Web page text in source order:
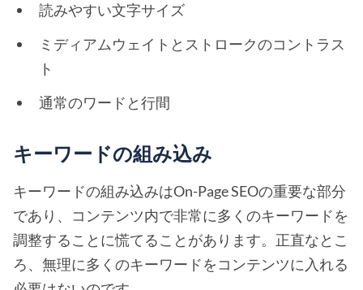
読みやすい文字サイズ
ミディアムウェイトとストロークのコントラス
ト
通常のワードと行間
キーワードの組み込み
キーワードの組み込みはOn-Page SEOの重要な部分
であり、コンテンツ内で非常に多くのキーワードを
調整することに慌てることがあります。正直なとこ
ろ、無理に多くのキーワードをコンテンツに入れる